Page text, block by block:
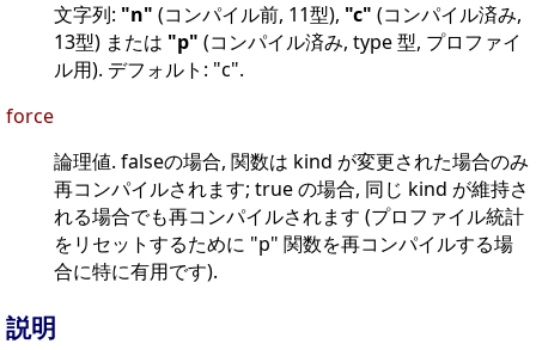
文字列: "n" (コンパイル前, 11型), "c" (コンパイル済み,
13型) または "p" (コンパイル済み, type 型, プロファイ
ル用). デフォルト: "c".
force
論理値. falseの場合, 関数は kind が変更された場合のみ
再コンパイルされます; true の場合, 同じ kind が維持さ
れる場合でも再コンパイルされます (プロファイル統計
をリセットするために "p" 関数を再コンパイルする場
合に特に有用です).
説明